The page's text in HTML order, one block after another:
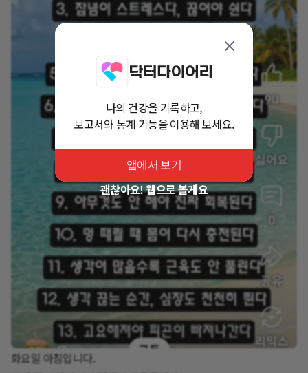
화요일 아침입니다.
나의 건강을 기록하고,
보고서와 통계 기능을 이용해 보세요.
앱에서 보기
괜찮아요! 웹으로 볼게요